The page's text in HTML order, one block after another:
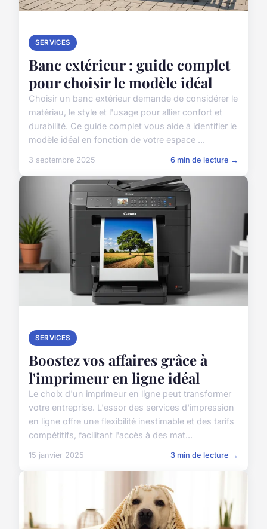
SERVICES
Banc extérieur : guide complet
pour choisir le modèle idéal
Choisir un banc extérieur demande de considérer le
matériau, le style et l'usage pour allier confort et
durabilité. Ce guide complet vous aide à identifier le
modèle idéal en fonction de votre espace ...
3 septembre 2025 6 min de lecture →
SERVICES
Boostez vos affaires grâce à
l'imprimeur en ligne idéal
Le choix d'un imprimeur en ligne peut transformer
votre entreprise. L'essor des services d'impression
en ligne offre une flexibilité inestimable et des tarifs
compétitifs, facilitant l'accès à des mat...
15 janvier 2025 3 min de lecture →